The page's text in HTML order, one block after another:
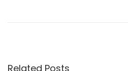
m
Related Posts